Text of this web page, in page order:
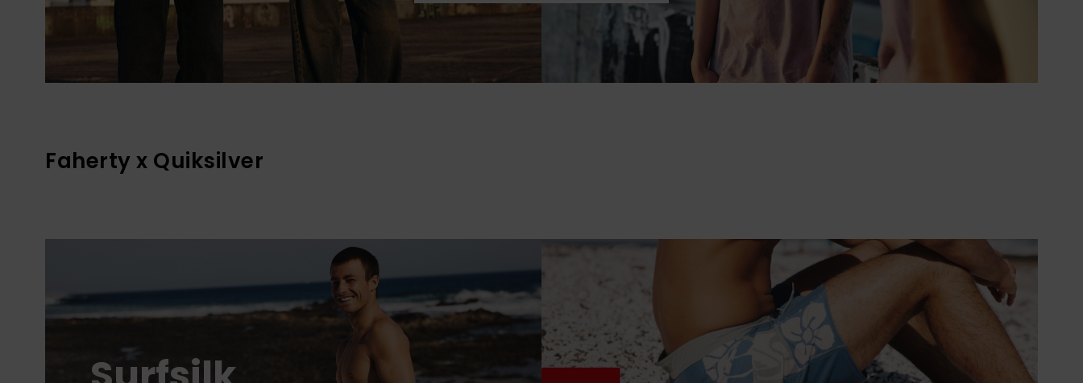
Faherty x Quiksilver